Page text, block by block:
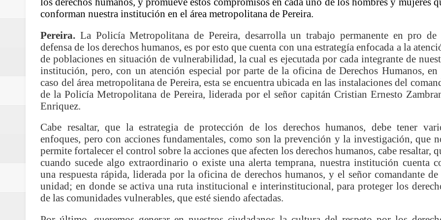
Regionetnoticias / REFUERZAN PRESENCIA MILITAR EN EL VALLE
ReGioNetNoticias / En Pereira Cada peso tiene nombre de obra
Regionetnoticias / En solo dos años y siete meses, la Fábrica de Licores del Tolima alcanzó el 94
transferencias prevista para los 4 años de gobierno
Regionetnoticias / El Aeropuerto Internacional Matecaña fortalece su conectividad con una nueva
Regionetnoticias / Operacion exitosa del espacio pùblico en Bogotà
Regionetnoticias / Caldas fortalece el Mecanismo Articulador Departamental para el abordaje de
basadas en género
conforman nuestra institución en el área metropolitana de Pereira.
Pereira. La Policía Metropolitana de Pereira, desarrolla un trabajo permanente en pro de
defensa de los derechos humanos, es por esto que cuenta con una estrategía enfocada a la
de poblaciones en situación de vulnerabilidad, la cual es ejecutada por cada integrante de
institución, pero, con un atención especial por parte de la oficina de Derechos Humanos, en
caso del área metropolitana de Pereira, esta se encuentra ubicada en las instalaciones del
de la Policía Metropolitana de Pereira, liderada por el señor capitán Cristian Ernesto
Enriquez.
Cabe resaltar, que la estrategia de protección de los derechos humanos, debe tener
enfoques, pero con acciones fundamentales, como son la prevención y la investigación, que
permite fortalecer el control sobre la acciones que afecten los derechos humanos, cabe resaltar,
cuando sucede algo extraordinario o existe una alerta temprana, nuestra institución cuenta
una respuesta rápida, liderada por la oficina de derechos humanos, y el señor comandante de
unidad; en donde se activa una ruta institucional e interinstitucional, para proteger los
de las comunidades vulnerables, que esté siendo afectadas.